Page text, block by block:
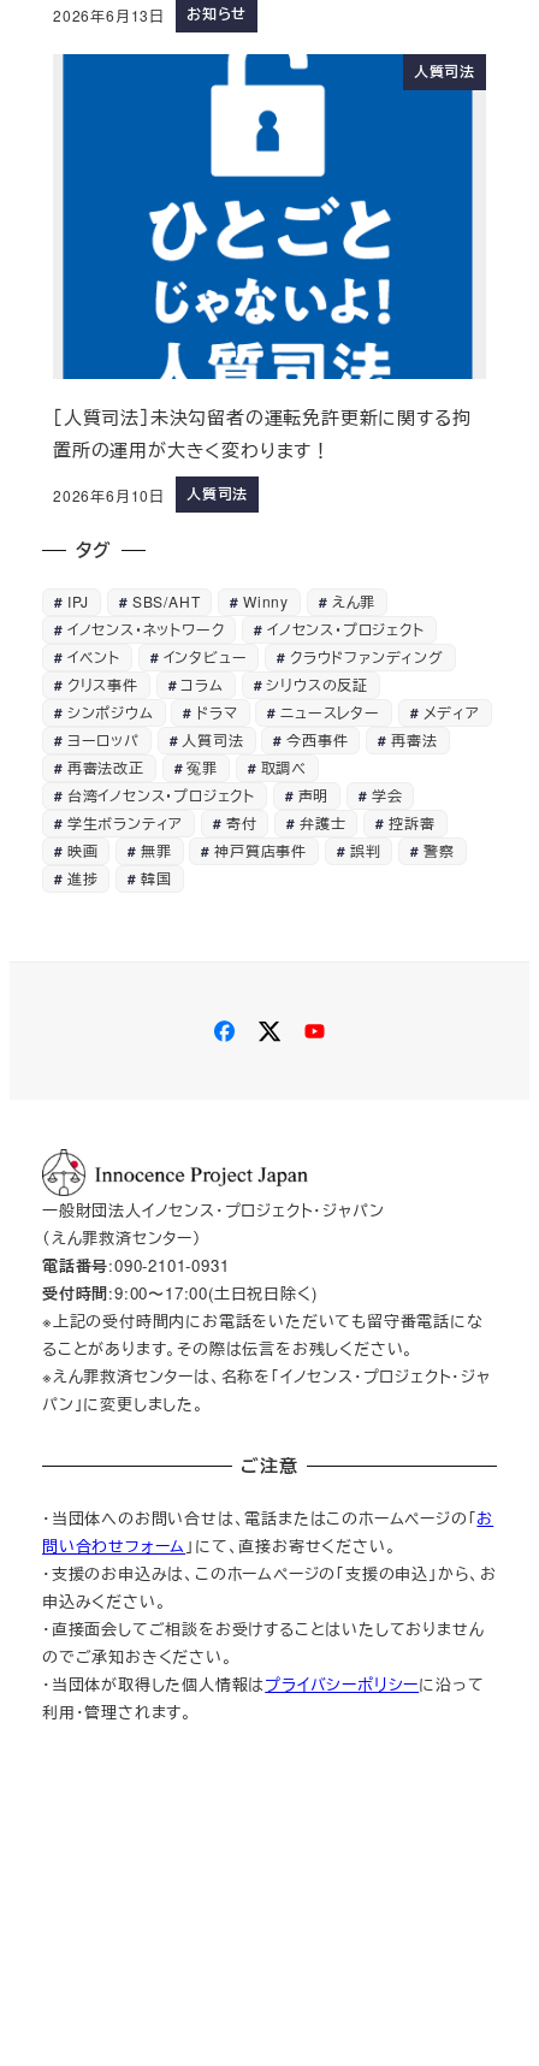
2026年6月13日 お知らせ
人質司法
［人質司法］未決勾留者の運転免許更新に関する拘
置所の運用が大きく変わります！
2026年6月10日 人質司法
タグ
IPJ SBS/AHT Winny
えん罪
イノセンス・ネットワーク
イノセンス・プロジェクト
イベント
インタビュー
クラウドファンディング
クリス事件
コラム
シリウスの反証
シンポジウム
ドラマ ニュースレター
メディア
ヨーロッパ
人質司法 今西事件
再審法
再審法改正
冤罪
取調べ
台湾イノセンス・プロジェクト
声明
学会
学生ボランティア
寄付 弁護士
控訴審
映画
無罪 神戸質店事件 誤判
警察
進捗
韓国
一般財団法人イノセンス・プロジェクト・ジャパン
（えん罪救済センター）
電話番号:090-2101-0931
受付時間:9:00〜17:00(土日祝日除く)
※上記の受付時間内にお電話をいただいても留守番電話にな
ることがあります。その際は伝言をお残しください。
※えん罪救済センターは、名称を「イノセンス・プロジェクト・ジャ
パン」に変更しました。
ご注意
・当団体へのお問い合せは、電話またはこのホームページの「お
問い合わせフォーム 」にて、直接お寄せください。
・支援のお申込みは、このホームページの「支援の申込」から、お
申込みください。
・直接面会してご相談をお受けすることはいたしておりません
のでご承知おきください。
・当団体が取得した個人情報はプライバシーポリシーに沿って
利用・管理されます。